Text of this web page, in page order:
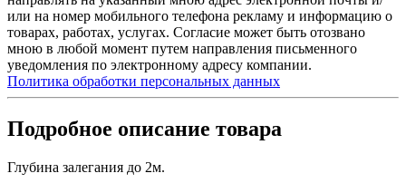
или на номер мобильного телефона рекламу и информацию о
товарах, работах, услугах. Согласие может быть отозвано
мною в любой момент путем направления письменного
уведомления по электронному адресу компании.
Политика обработки персональных данных
Подробное описание товара
Глубина залегания до 2м.